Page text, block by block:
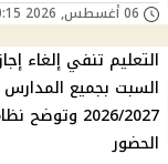
06 أغسطس, 2026 10:15 م
التعليم تنفي إلغاء
السبت بجميع
2026/2027 وتوضح
الحضور